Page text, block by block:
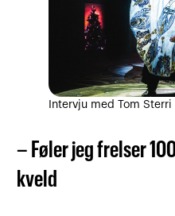
Intervju med Tom Sterri
– Føler jeg frelser
kveld